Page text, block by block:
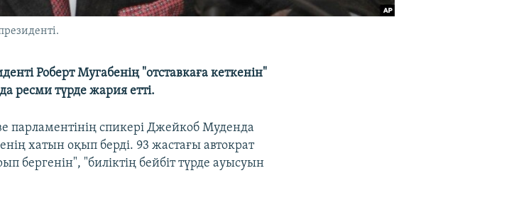
Роберт Мугабенің "отставкаға кеткенін"
ресми түрде жария етті.
парламентінің спикері Джейкоб Муденда
хатын оқып берді. 93 жастағы автократ
бергенін", "биліктің бейбіт түрде ауысуын